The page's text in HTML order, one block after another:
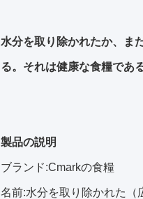
水分を取り除かれたか、ま
る。それは健康な食糧である
製品の説明
ブランド:Cmarkの食糧
名前:水分を取り除かれた（